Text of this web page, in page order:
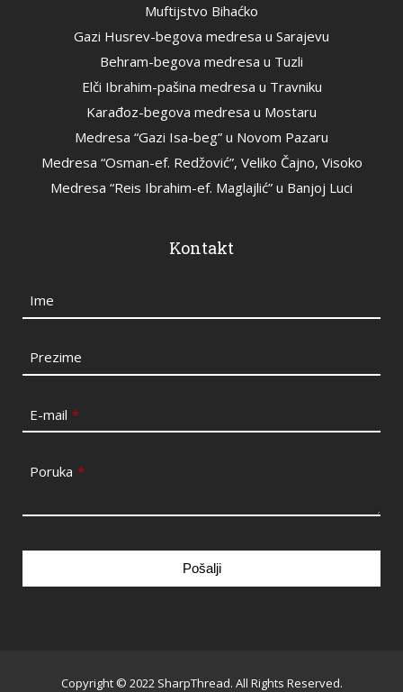
Muftijstvo Bihaćko
Gazi Husrev-begova medresa u Sarajevu
Behram-begova medresa u Tuzli
Elči Ibrahim-pašina medresa u Travniku
Karađoz-begova medresa u Mostaru
Medresa “Gazi Isa-beg” u Novom Pazaru
Medresa “Osman-ef. Redžović”, Veliko Čajno, Visoko
Medresa “Reis Ibrahim-ef. Maglajlić” u Banjoj Luci
Kontakt
Ime
Prezime
E-mail *
Poruka *
Pošalji
Copyright © 2022 SharpThread. All Rights Reserved.